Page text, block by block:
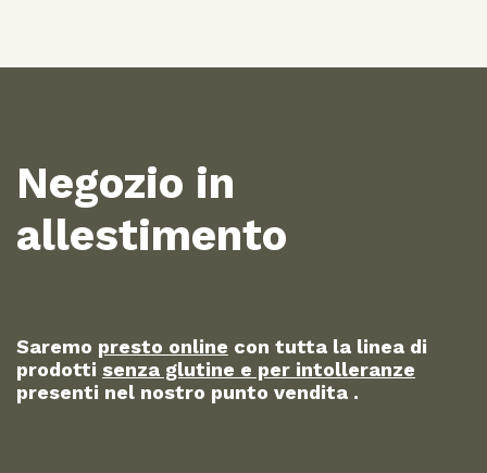
Negozio in
allestimento
Saremo presto online con tutta la linea di
prodotti senza glutine e per intolleranze
presenti nel nostro punto vendita .